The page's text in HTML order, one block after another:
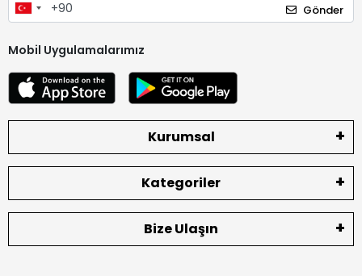
Gönder
Mobil Uygulamalarımız
Kurumsal
Kategoriler
Bize Ulaşın